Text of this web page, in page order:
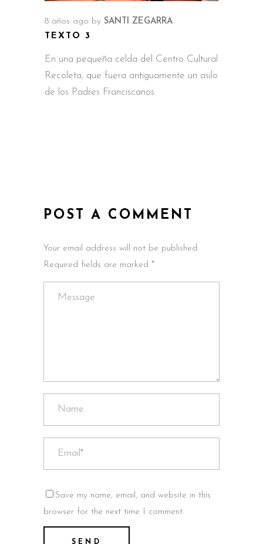
8 años ago by SANTI ZEGARRA
TEXTO 3
En una pequeña celda del Centro Cultural
Recoleta, que fuera antiguamente un asilo
de los Padres Franciscanos
POST A COMMENT
Your email address will not be published.
Required fields are marked *
Save my name, email, and website in this
browser for the next time I comment.